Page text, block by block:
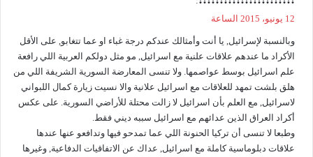
ل
12 يونيو، 2015 الساعة
وبالنسبة لإسرائيل, يا أنت وأمثالك عندكم درجة غباء او عما تتغابو, على الأقل
الأكراد ما عندهم علاقات علنية مع اسرائيل, مو مثل دولكم العربية اللي رافعة
علم اسرائيل بوسط عواصمها. ولا تنسى المعارضة السورية الشريفة اللي من
هلق بلشت تمهد للعلاقات مع اسرائيل علانية والا نسيت زيارة كمال اللبواني
لاسرائيل, مع العلم بأن اسرائيل لا زالت محتلة للأراضي السورية. على عكس
أكراد العراق الذين عدائهم مع اسرائيل سببه ديني فقط.
وطبعا لا تنسى أن تركيا الحنونة اللي عما تمدحو فيها وتدافعو عنها عندها
علاقات دبلوماسية كاملة مع اسرائيل, عداك عن الاتفاقيات الدفاعية, وغيرها